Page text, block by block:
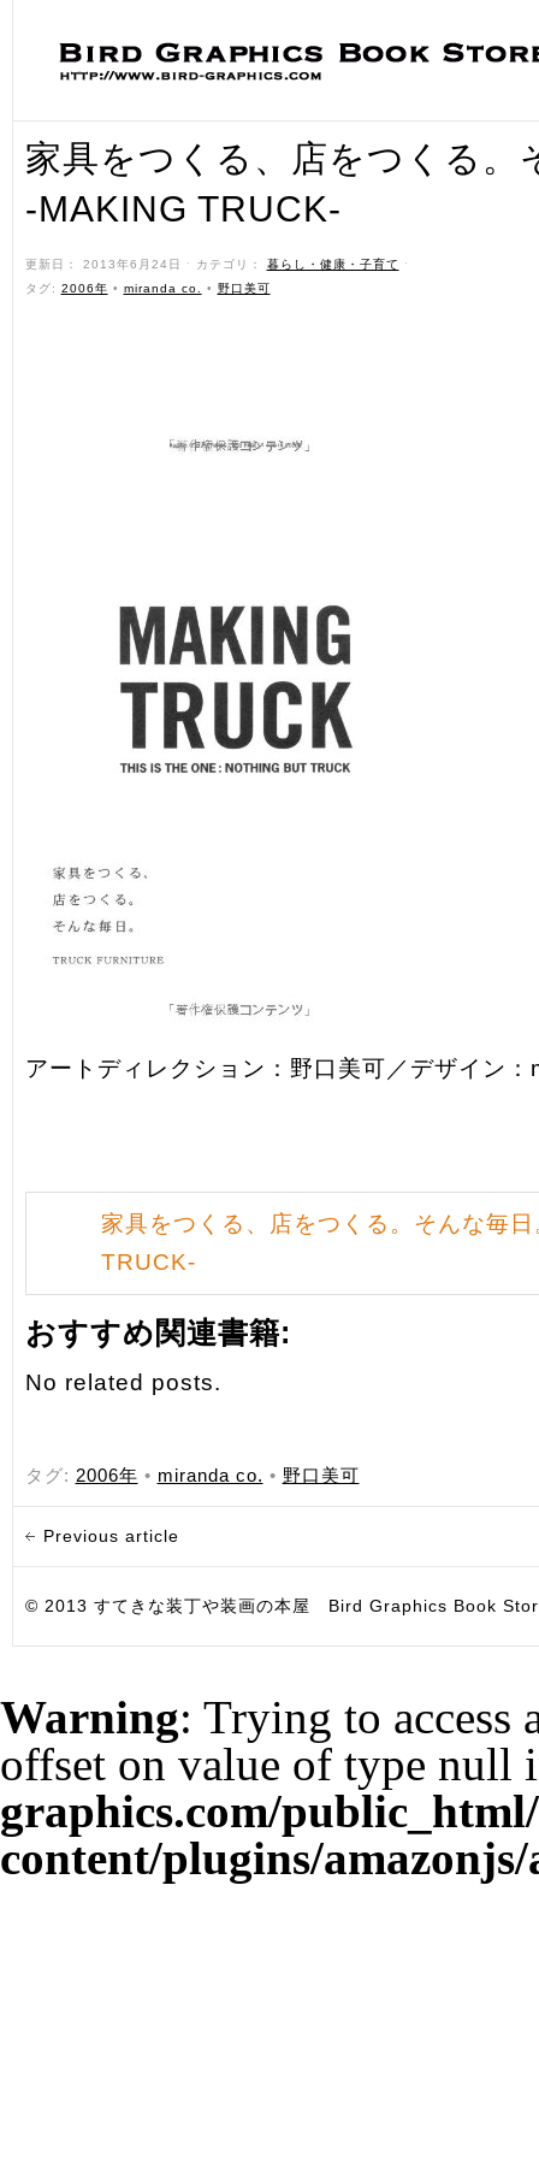
家具をつくる、店をつくる。
-MAKING TRUCK-
更新日： 2013年6月24日 ˑ カテゴリ： 暮らし・健康・子育て
ˑ
タグ: 2006年 • miranda co. • 野口美可
アートディレクション：野口美可／デザイン
家具をつくる、店をつくる。そんな毎
TRUCK-
おすすめ関連書籍:
No related posts.
タグ: 2006年 • miranda co. • 野口美可
Previous article
© 2013 すてきな装丁や装画の本屋 Bird Graphics Book
Warning: Trying to access
offset on value of type null
graphics.com/
content/plugins/